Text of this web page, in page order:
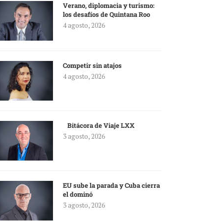
Verano, diplomacia y turismo:
los desafíos de Quintana Roo
4 agosto, 2026
Competir sin atajos
4 agosto, 2026
Bitácora de Viaje LXX
3 agosto, 2026
EU sube la parada y Cuba cierra
el dominó
3 agosto, 2026